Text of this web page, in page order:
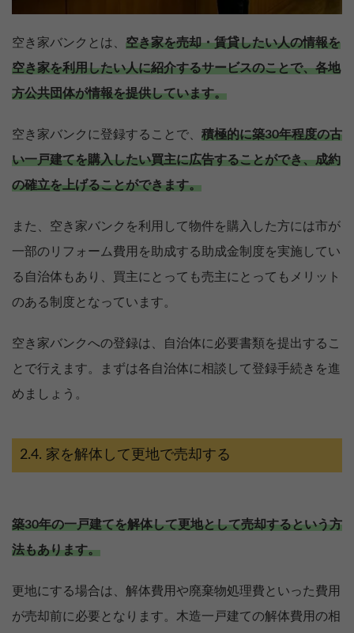
空き家バンクとは、 空き家を売却・賃貸したい人の情報を
空き家を利用したい人に紹介するサービスのことで、各地
方公共団体が情報を提供しています。
空き家バンクに登録することで、 積極的に築30年程度の古
い一戸建てを購入したい買主に広告することができ、成約
の確立を上げることができます。
また、空き家バンクを利用して物件を購入した方には市が
一部のリフォーム費用を助成する助成金制度を実施してい
る自治体もあり、買主にとっても売主にとってもメリット
のある制度となっています。
空き家バンクへの登録は、自治体に必要書類を提出するこ
とで行えます。まずは各自治体に相談して登録手続きを進
めましょう。
家を解体して更地で売却する
築30年の一戸建てを解体して更地として売却するという方
法もあります。
更地にする場合は、解体費用や廃棄物処理費といった費用
が売却前に必要となります。木造一戸建ての解体費用の相